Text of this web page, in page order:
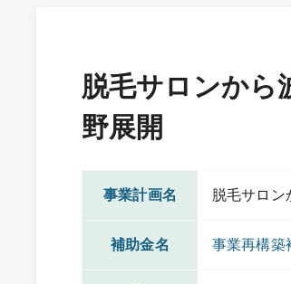
脱毛サロンから
野展開
事業計画名 脱毛サロン
補助金名 事業再構築